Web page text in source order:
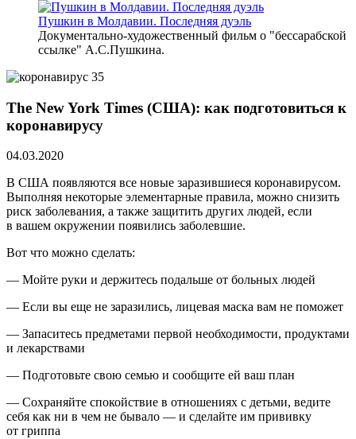
Пушкин в Молдавии. Последняя дуэль
Документально-художественный фильм о "бессарабской
ссылке" А.С.Пушкина.
The New York Times (США): как подготовиться к
коронавирусу
04.03.2020
В США появляются все новые заразившиеся коронавирусом.
Выполняя некоторые элементарные правила, можно снизить
риск заболевания, а также защитить других людей, если
в вашем окружении появились заболевшие.
Вот что можно сделать:
— Мойте руки и держитесь подальше от больных людей
— Если вы еще не заразились, лицевая маска вам не поможет
— Запаситесь предметами первой необходимости, продуктами
и лекарствами
— Подготовьте свою семью и сообщите ей ваш план
— Сохраняйте спокойствие в отношениях с детьми, ведите
себя как ни в чем не бывало — и сделайте им прививку
от гриппа